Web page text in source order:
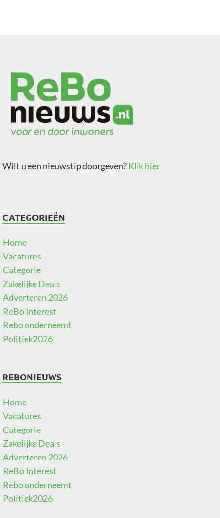
Wilt u een nieuwstip doorgeven?Klik hier
CATEGORIEËN
Home
Vacatures
Categorie
Zakelijke Deals
Adverteren 2026
ReBo Interest
Rebo onderneemt
Politiek2026
REBONIEUWS
Home
Vacatures
Categorie
Zakelijke Deals
Adverteren 2026
ReBo Interest
Rebo onderneemt
Politiek2026